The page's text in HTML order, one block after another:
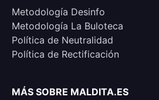
Metodología Desinfo
Metodología La Buloteca
Política de Neutralidad
Política de Rectificación
MÁS SOBRE MALDITA.ES